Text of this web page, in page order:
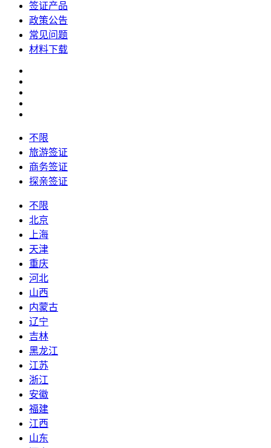
签证产品
政策公告
常见问题
材料下载
不限
旅游签证
商务签证
探亲签证
不限
北京
上海
天津
重庆
河北
山西
内蒙古
辽宁
吉林
黑龙江
江苏
浙江
安徽
福建
江西
山东